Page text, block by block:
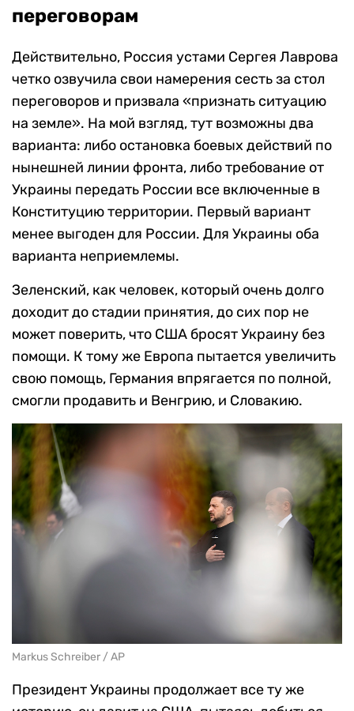
переговорам
Действительно, Россия устами Сергея Лаврова
четко озвучила свои намерения сесть за стол
переговоров и призвала «признать ситуацию
на земле». На мой взгляд, тут возможны два
варианта: либо остановка боевых действий по
нынешней линии фронта, либо требование от
Украины передать России все включенные в
Конституцию территории. Первый вариант
менее выгоден для России. Для Украины оба
варианта неприемлемы.
Зеленский, как человек, который очень долго
доходит до стадии принятия, до сих пор не
может поверить, что США бросят Украину без
помощи. К тому же Европа пытается увеличить
свою помощь, Германия впрягается по полной,
смогли продавить и Венгрию, и Словакию.
Markus Schreiber / AP
Президент Украины продолжает все ту же